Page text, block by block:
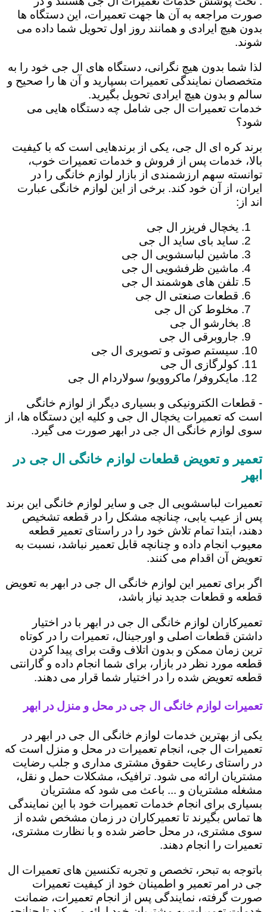
صورت مراجعه به آن ها جهت تعمیرات، این دستگاه ها
بدون هیچ ایرادی و همانند روز اول تحویل شما داده می
شوند.
لذا شما بدون هیچ نگرانی، دستگاه های ال جی خود را به
متخصصان نمایندگی تعمیرات بسپارید و آن ها را صحیح و
سالم و بدون هیچ ایرادی تحویل بگیرید.
خدمات تعمیرات ال جی شامل چه دستگاه هایی می
شود؟
برند کره ای ال جی، یکی از برندهایی است که با کیفیت
بالا، خدمات پس از فروش و خدمات تعمیرات خوب،
توانسته سهم ارزشمندی از بازار لوازم خانگی را در
ایران، از آن خود کند. برخی از این لوازم خانگی عبارت
اند از:
یخچال فریزر ال جی
ساید بای ساید ال جی
ماشین لباسشویی ال جی
ماشین ظرفشویی ال جی
تلفن های هوشمند ال جی
قطعات صنعتی ال جی
مخلوط کن ال جی
بخارشو ال جی
جاروبرقی ال جی
سیستم صوتی و تصویری ال جی
کولرگازی ال جی
مایکروفر/ ماکروویو/ سولاردام ال جی
- قطعات الکترونیکی و بسیاری دیگر از لوازم خانگی
است که تعمیرات یخچال ال جی و کلیه این دستگاه ها، از
سوی لوازم خانگی ال جی در ابهر صورت می گیرد.
تعمیر و تعویض قطعات لوازم خانگی ال جی در
ابهر
تعمیرات لباسشویی ال جی و سایر لوازم خانگی این برند
پس از عیب یابی، چنانچه مشکل را در قطعه تشخیص
دهند، ابتدا تمام تلاش خود را در راستای تعمیر قطعه
معیوب انجام داده و چنانچه قابل تعمیر نباشد، نسبت به
تعویض آن اقدام می کنند.
اگر برای تعمیر این لوازم خانگی ال جی در ابهر به تعویض
قطعه و قطعات جدید نیاز باشد،
تعمیرکاران لوازم خانگی ال جی در ابهر با در اختیار
داشتن قطعات اصلی و اورجینال، تعمیرات را در کوتاه
ترین زمان ممکن و بدون اتلاف وقت برای پیدا کردن
قطعه مورد نظر در بازار، برای شما انجام داده و گارانتی
قطعه تعویض شده را در اختیار شما قرار می دهند.
تعمیرات لوازم خانگی ال جی در محل و منزل در ابهر
یکی از بهترین خدمات لوازم خانگی ال جی در ابهر در
تعمیرات ال جی، انجام تعمیرات در محل و منزل است که
در راستای رعایت حقوق مشتری مداری و جلب رضایت
مشتریان ارائه می شود. ترافیک، مشکلات حمل و نقل،
مشغله مشتریان و ... باعث می شود که مشتریان
بسیاری برای انجام خدمات تعمیرات خود با این نمایندگی
ها تماس بگیرند تا تعمیرکاران در زمان مشخص شده از
سوی مشتری، در محل حاضر شده و با نظارت مشتری،
تعمیرات را انجام دهند.
باتوجه به تبحر، تخصص و تجربه تکنسین های تعمیرات ال
جی در امر تعمیر و اطمینان خود از کیفیت تعمیرات
صورت گرفته، نمایندگی پس از انجام تعمیرات، ضمانت